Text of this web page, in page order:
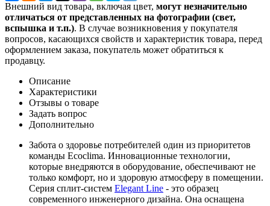
Внешний вид товара, включая цвет, могут незначительно
отличаться от представленных на фотографии (свет,
вспышка и т.п.). В случае возникновения у покупателя
вопросов, касающихся свойств и характеристик товара, перед
оформлением заказа, покупатель может обратиться к
продавцу.
Описание
Характеристики
Отзывы о товаре
Задать вопрос
Дополнительно
Забота о здоровье потребителей один из приоритетов
команды Ecoclima. Инновационные технологии,
которые внедряются в оборудование, обеспечивают не
только комфорт, но и здоровую атмосферу в помещении.
Серия сплит-систем Elegant Line - это образец
современного инженерного дизайна. Она оснащена